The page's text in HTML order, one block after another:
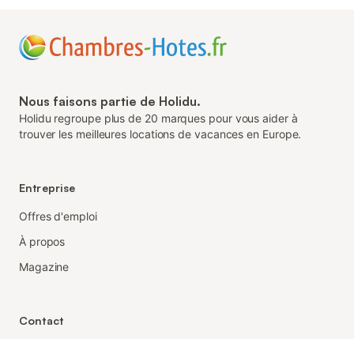
Nous faisons partie de Holidu.
Holidu regroupe plus de 20 marques pour vous aider à
trouver les meilleures locations de vacances en Europe.
Entreprise
Offres d'emploi
À propos
Magazine
Contact